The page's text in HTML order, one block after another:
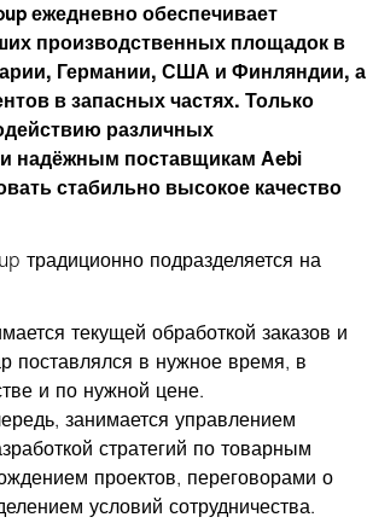
ежедневно обеспечивает
производственных площадок в
Германии, США и Финляндии, а
в запасных частях. Только
различных
надёжным поставщикам Aebi
стабильно высокое качество
традиционно подразделяется на
текущей обработкой заказов и
поставлялся в нужное время, в
и по нужной цене.
занимается управлением
стратегий по товарным
проектов, переговорами о
условий сотрудничества.